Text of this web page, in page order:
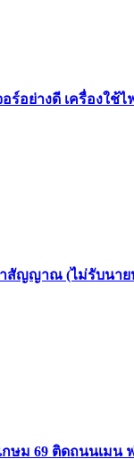
อย่างดี เครื่องใช้ไ
สัญญาณ (ไม่รับนาย
ม 69 ติดถนนเมน ฟ